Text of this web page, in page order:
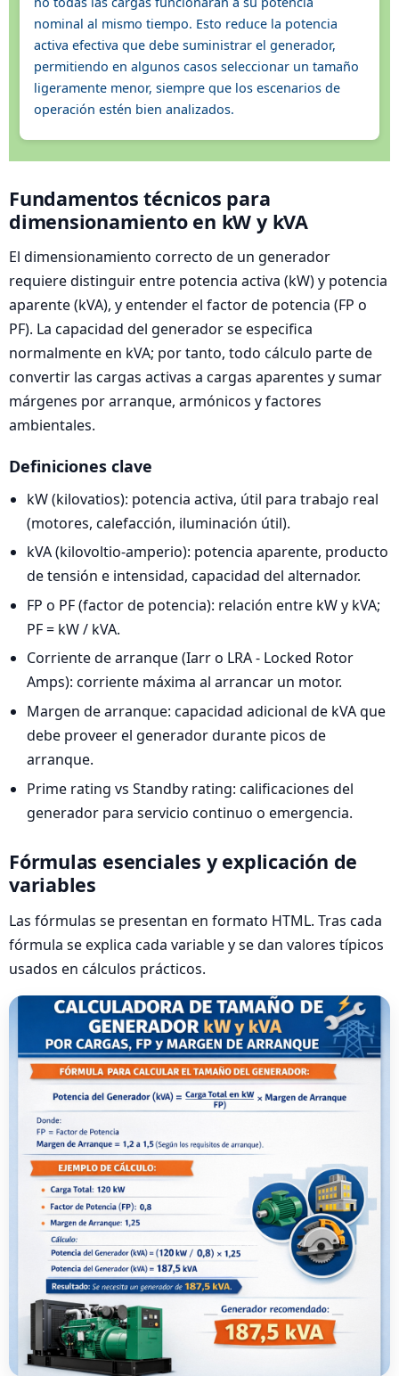
nominal al mismo tiempo. Esto reduce la potencia
activa efectiva que debe suministrar el generador,
permitiendo en algunos casos seleccionar un tamaño
ligeramente menor, siempre que los escenarios de
operación estén bien analizados.
Fundamentos técnicos para
dimensionamiento en kW y kVA
El dimensionamiento correcto de un generador
requiere distinguir entre potencia activa (kW) y potencia
aparente (kVA), y entender el factor de potencia (FP o
PF). La capacidad del generador se especifica
normalmente en kVA; por tanto, todo cálculo parte de
convertir las cargas activas a cargas aparentes y sumar
márgenes por arranque, armónicos y factores
ambientales.
Definiciones clave
kW (kilovatios): potencia activa, útil para trabajo real
(motores, calefacción, iluminación útil).
kVA (kilovoltio-amperio): potencia aparente, producto
de tensión e intensidad, capacidad del alternador.
FP o PF (factor de potencia): relación entre kW y kVA;
PF = kW / kVA.
Corriente de arranque (Iarr o LRA - Locked Rotor
Amps): corriente máxima al arrancar un motor.
Margen de arranque: capacidad adicional de kVA que
debe proveer el generador durante picos de
arranque.
Prime rating vs Standby rating: calificaciones del
generador para servicio continuo o emergencia.
Fórmulas esenciales y explicación de
variables
Las fórmulas se presentan en formato HTML. Tras cada
fórmula se explica cada variable y se dan valores típicos
usados en cálculos prácticos.